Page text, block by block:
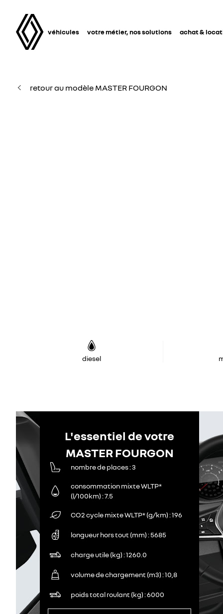
véhicules votre métier, nos solutions achat &
retour au modèle MASTER FOURGON
diesel
L'essentiel de votre
MASTER FOURGON
nombre de places 3
consommation mixte WLTP*
(l/100km) 7.5
CO2 cycle mixte WLTP* (g/km) 196
longueur hors tout (mm) 5685
charge utile (kg) 1260.0
volume de chargement (m3) 10,8
poids total roulant (kg) 6000